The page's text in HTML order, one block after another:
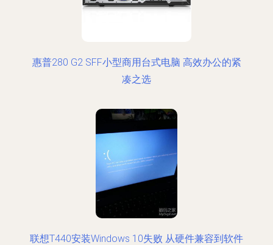
惠普280 G2 SFF小型商用台式电脑 高效办公的紧
凑之选
联想T440安装Windows 10失败 从硬件兼容到软件